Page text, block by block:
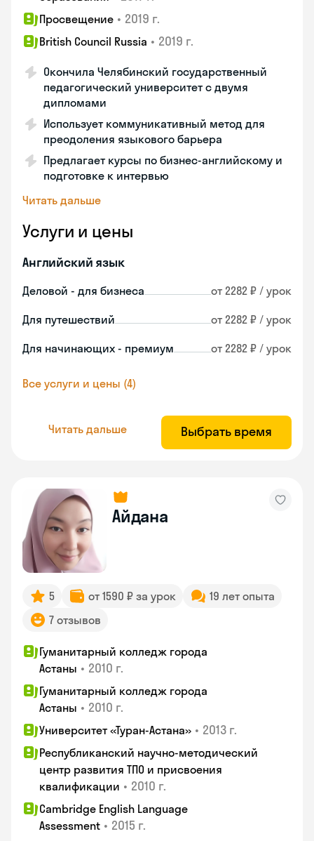
Просвещение • 2019 г.
British Council Russia • 2019 г.
Окончила Челябинский государственный
педагогический университет с двумя
дипломами
Использует коммуникативный метод для
преодоления языкового барьера
Предлагает курсы по бизнес-английскому и
подготовке к интервью
Читать дальше
Услуги и цены
Английский язык
Деловой - для бизнеса от 2282 ₽ / урок
Для путешествий от 2282 ₽ / урок
Для начинающих - премиум от 2282 ₽ / урок
Все услуги и цены (4)
Читать дальше Выбрать время
Айдана
5 от 1590 ₽ за урок
19 лет опыта
7 отзывов
Гуманитарный колледж города
Астаны • 2010 г.
Гуманитарный колледж города
Астаны • 2010 г.
Университет «Туран-Астана» • 2013 г.
Республиканский научно-методический
центр развития ТПО и присвоения
квалификации • 2010 г.
Cambridge English Language
Assessment • 2015 г.